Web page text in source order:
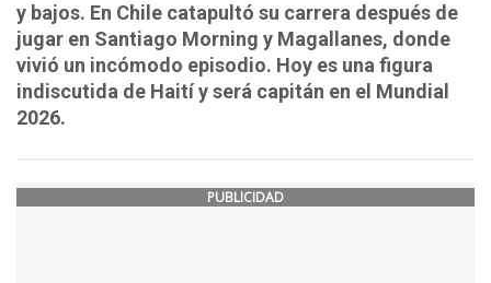
y bajos. En Chile catapultó su carrera después de
jugar en Santiago Morning y Magallanes, donde
vivió un incómodo episodio. Hoy es una figura
indiscutida de Haití y será capitán en el Mundial
2026.
PUBLICIDAD